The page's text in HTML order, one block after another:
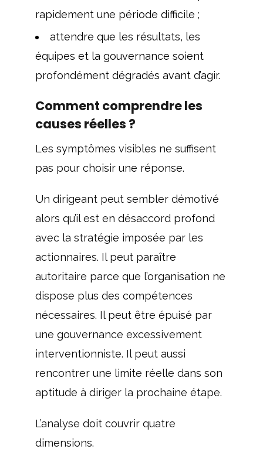
rapidement une période difficile ;
attendre que les résultats, les
équipes et la gouvernance soient
profondément dégradés avant d’agir.
Comment comprendre les
causes réelles ?
Les symptômes visibles ne suffisent
pas pour choisir une réponse.
Un dirigeant peut sembler démotivé
alors qu’il est en désaccord profond
avec la stratégie imposée par les
actionnaires. Il peut paraître
autoritaire parce que l’organisation ne
dispose plus des compétences
nécessaires. Il peut être épuisé par
une gouvernance excessivement
interventionniste. Il peut aussi
rencontrer une limite réelle dans son
aptitude à diriger la prochaine étape.
L’analyse doit couvrir quatre
dimensions.